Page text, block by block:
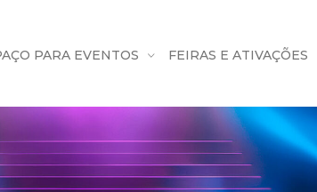
PARA EVENTOS FEIRAS E ATIVAÇÕES